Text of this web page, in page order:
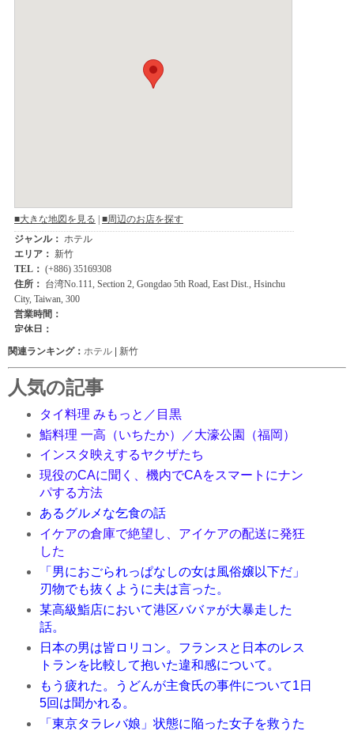
関連ランキング： ホテル | 新竹
人気の記事
タイ料理 みもっと／目黒
鮨料理 一高（いちたか）／大濠公園（福岡）
インスタ映えするヤクザたち
現役のCAに聞く、機内でCAをスマートにナン
パする方法
あるグルメな乞食の話
イケアの倉庫で絶望し、アイケアの配送に発狂
した
「男におごられっぱなしの女は風俗嬢以下だ」
刃物でも抜くように夫は言った。
某高級鮨店において港区ババァが大暴走した
話。
日本の男は皆ロリコン。フランスと日本のレス
トランを比較して抱いた違和感について。
もう疲れた。うどんが主食氏の事件について1日
5回は聞かれる。
「東京タラレバ娘」状態に陥った女子を救うた